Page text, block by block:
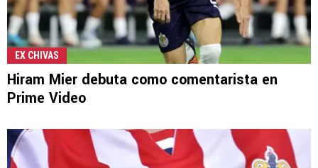
EX CHIVAS
Hiram Mier debuta como comentarista en
Prime Video